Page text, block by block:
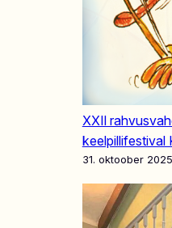
XXII
keelpillifestival
31. oktoober 2025